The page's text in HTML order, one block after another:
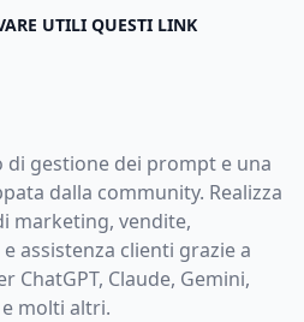
UTILI QUESTI LINK
di gestione dei prompt e una
dalla community. Realizza
marketing, vendite,
assistenza clienti grazie a
Claude, Gemini,
molti altri.